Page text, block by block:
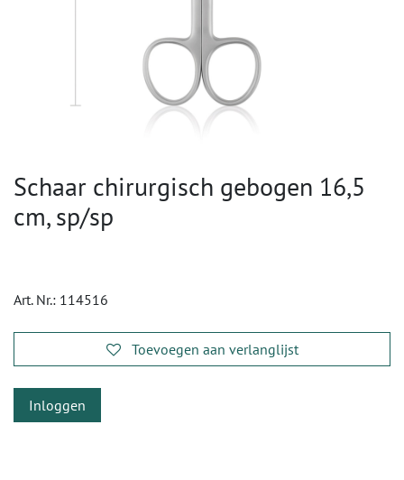
Schaar chirurgisch gebogen 16,5
cm, sp/sp
Art. Nr.: 114516
Toevoegen aan verlanglijst
Inloggen